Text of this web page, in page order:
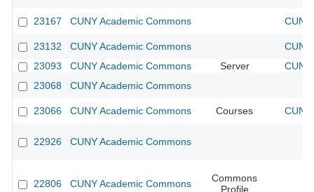
23167 CUNY Academic Commons
23132 CUNY Academic Commons
23093
CUNY Academic Commons Server
23068
CUNY Academic Commons
23066 CUNY Academic Commons Courses
22926 CUNY Academic Commons
22806 CUNY Academic Commons
Commons
Profile